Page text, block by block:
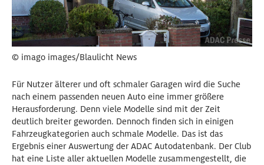
© imago images/Blaulicht News
Für Nutzer älterer und oft schmaler Garagen wird die Suche
nach einem passenden neuen Auto eine immer größere
Herausforderung. Denn viele Modelle sind mit der Zeit
deutlich breiter geworden. Dennoch finden sich in einigen
Fahrzeugkategorien auch schmale Modelle. Das ist das
Ergebnis einer Auswertung der ADAC Autodatenbank. Der Club
hat eine Liste aller aktuellen Modelle zusammengestellt, die